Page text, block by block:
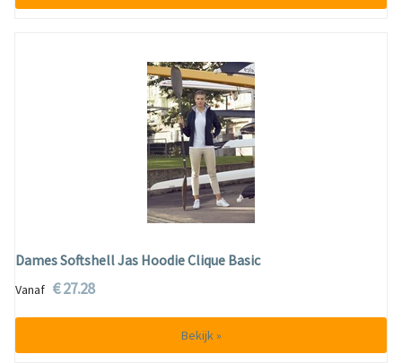
Dames Softshell Jas Hoodie Clique Basic
Vanaf € 27.28
Bekijk »